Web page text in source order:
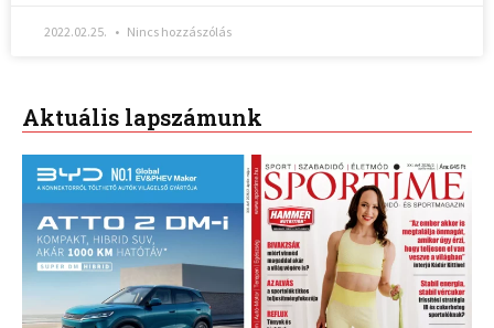
2022.02.25. Nincs hozzászólás
Aktuális lapszámunk